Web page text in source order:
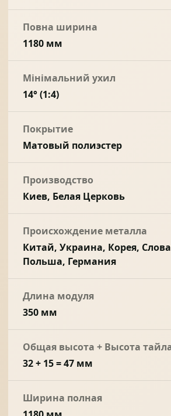
Повна ширина
1180 мм
Мінімальний ухил
14° (1:4)
Покрытие
Матовый полиэстер
Производство
Киев, Белая Церковь
Происхождение металла
Китай, Украина, Корея,
Польша, Германия
Длина модуля
350 мм
Общая высота + Высота
32 + 15 = 47 мм
Ширина полная